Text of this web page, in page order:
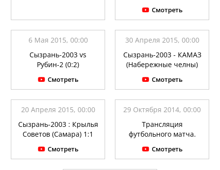
Смотреть
6 Мая 2015, 00:00
Сызрань-2003 vs
Рубин-2 (0:2)
Смотреть
30 Апреля 2015, 00:00
Сызрань-2003 - КАМАЗ
(Набережные челны)
Смотреть
20 Апреля 2015, 00:00
Сызрань-2003 : Крылья
Советов (Самара) 1:1
Смотреть
29 Октября 2014, 00:00
Трансляция
футбольного матча.
Смотреть